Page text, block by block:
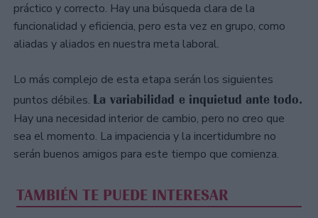
práctico y correcto. Hay una búsqueda clara de la
funcionalidad y eficiencia, pero esta vez en grupo, como
aliadas y aliados en nuestra meta laboral.
Lo más complejo de esta etapa serán los siguientes
puntos débiles. La variabilidad e inquietud ante todo.
Hay una necesidad interior de cambio, pero no creo que
sea el momento. La impaciencia y la incertidumbre no
serán buenos amigos para este tiempo que comienza.
TAMBIÉN TE PUEDE INTERESAR